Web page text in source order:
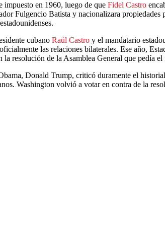
impuesto en 1960, luego de que Fidel Castro
Fulgencio Batista y nacionalizara propiedades
cubano Raúl Castro y el mandatario
las relaciones bilaterales. Ese año,
la resolución de la Asamblea General que pedía
Donald Trump, criticó duramente el
Washington volvió a votar en contra de la